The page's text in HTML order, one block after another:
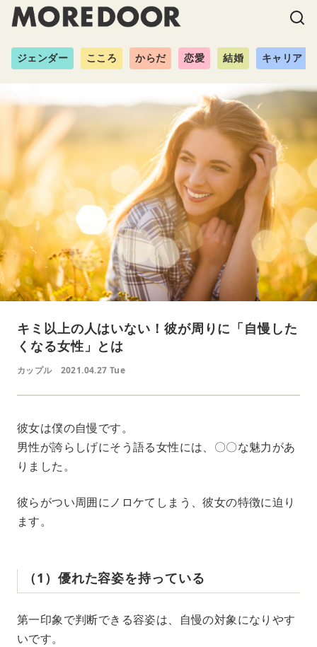
ジェンダー こころ からだ 恋愛 結婚 キャリア
キミ以上の人はいない！彼が周りに「自慢した
くなる女性」とは
カップル 2021.04.27 Tue
彼女は僕の自慢です。
男性が誇らしげにそう語る女性には、〇〇な魅力があ
りました。
彼らがつい周囲にノロケてしまう、彼女の特徴に迫り
ます。
（1）優れた容姿を持っている
第一印象で判断できる容姿は、自慢の対象になりやす
いです。